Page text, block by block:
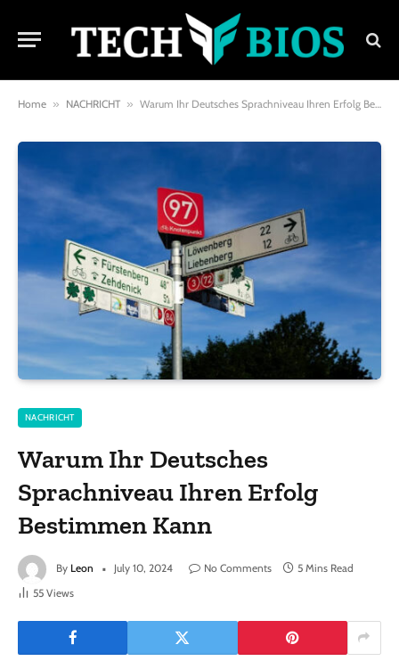
Home » NACHRICHT » Warum Ihr Deutsches Sprachniveau Ihren Erfolg Bestimmen Kann
NACHRICHT
Warum Ihr Deutsches
Sprachniveau Ihren Erfolg
Bestimmen Kann
By Leon July 10, 2024 No Comments
5 Mins Read
55 Views